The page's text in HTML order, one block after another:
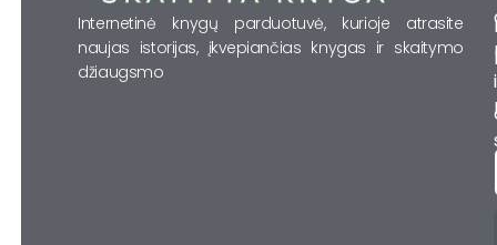
Internetinė knygų parduotuvė, kurioje atrasite
naujas istorijas, įkvepiančias knygas ir skaitymo
džiaugsmo